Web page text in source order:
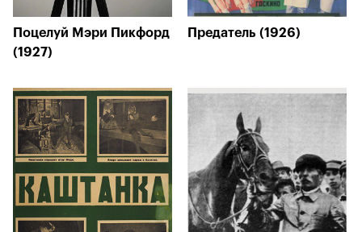
Поцелуй Мэри Пикфорд
(1927)
Предатель (1926)